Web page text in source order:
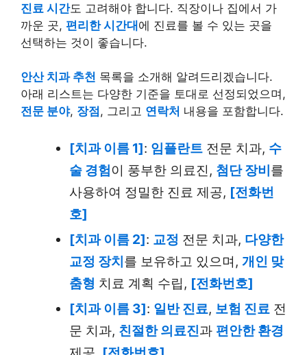
진료 시간도 고려해야 합니다. 직장이나 집에서 가
까운 곳, 편리한 시간대에 진료를 볼 수 있는 곳을
선택하는 것이 좋습니다.
안산 치과 추천 목록을 소개해 알려드리겠습니다.
아래 리스트는 다양한 기준을 토대로 선정되었으며,
전문 분야, 장점, 그리고 연락처 내용을 포함합니다.
[치과 이름 1]: 임플란트 전문 치과, 수
술 경험이 풍부한 의료진, 첨단 장비를
사용하여 정밀한 진료 제공, [전화번
호]
[치과 이름 2]: 교정 전문 치과, 다양한
교정 장치를 보유하고 있으며, 개인 맞
춤형 치료 계획 수립, [전화번호]
[치과 이름 3]: 일반 진료, 보험 진료 전
문 치과, 친절한 의료진과 편안한 환경